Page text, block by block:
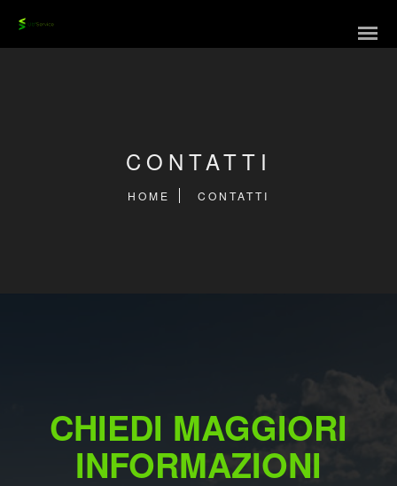
CONTATTI
HOME CONTATTI
CHIEDI MAGGIORI
INFORMAZIONI